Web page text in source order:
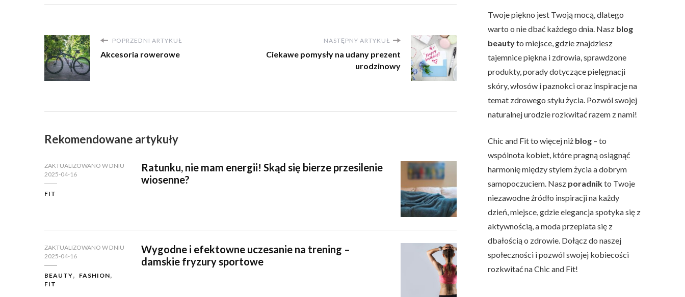
POPRZEDNI ARTYKUŁ
Akcesoria rowerowe
NASTĘPNY ARTYKUŁ
Ciekawe pomysły na udany prezent
urodzinowy
Rekomendowane artykuły
ZAKTUALIZOWANO W DNIU
2025-04-16
FIT
Ratunku, nie mam energii! Skąd się bierze przesilenie
wiosenne?
ZAKTUALIZOWANO W DNIU
2025-04-16
BEAUTY
FASHION
FIT
Wygodne i efektowne uczesanie na trening –
damskie fryzury sportowe
Twoje piękno jest Twoją mocą, dlatego
warto o nie dbać każdego dnia. Nasz blog
beautyto miejsce, gdzie znajdziesz
tajemnice piękna i zdrowia, sprawdzone
produkty, porady dotyczące pielęgnacji
skóry, włosów i paznokci oraz inspiracje na
temat zdrowego stylu życia. Pozwól swojej
naturalnej urodzie rozkwitać razem z nami!
Chic and Fit to więcej niż blog – to
wspólnota kobiet, które pragną osiągnąć
harmonię między stylem życia a dobrym
samopoczuciem. Nasz poradnikto Twoje
niezawodne źródło inspiracji na każdy
dzień, miejsce, gdzie elegancja spotyka się z
aktywnością, a moda przeplata się z
dbałością o zdrowie. Dołącz do naszej
społeczności i pozwól swojej kobiecości
rozkwitać na Chic and Fit!